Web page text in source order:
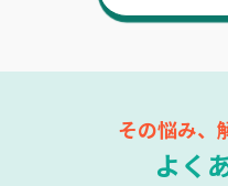
その悩み、
よく